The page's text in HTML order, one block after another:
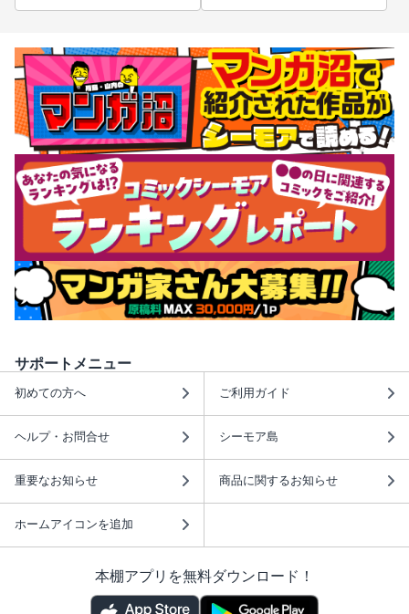
サポートメニュー
初めての方へ ご利用ガイド
ヘルプ・お問合せ シーモア島
重要なお知らせ 商品に関するお知らせ
ホームアイコンを追加
本棚アプリを無料ダウンロード！